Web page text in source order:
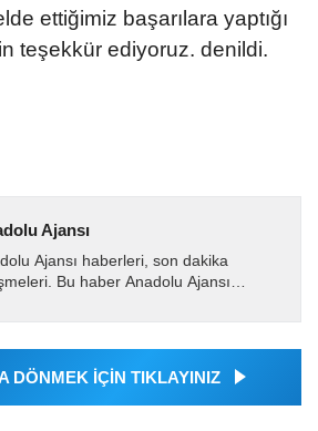
ettiğimiz başarılara yaptığı
teşekkür ediyoruz. denildi.
Ajansı
Ajansı haberleri, son dakika
Bu haber Anadolu Ajansı
geçilen tüm...
DÖNMEK İÇİN TIKLAYINIZ